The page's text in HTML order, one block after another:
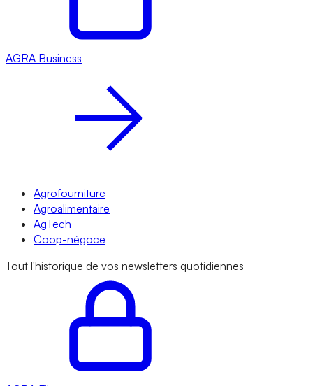
AGRA Business
Agrofourniture
Agroalimentaire
AgTech
Coop-négoce
Tout l'historique de vos newsletters quotidiennes